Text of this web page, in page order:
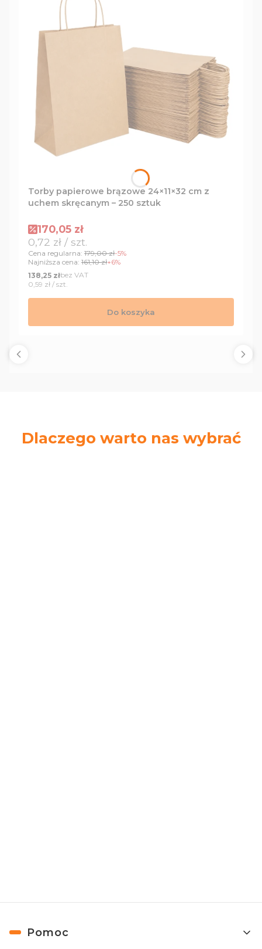
Torby papierowe brązowe 24×11×32 cm z
uchem skręcanym – 250 sztuk
Cena promocyjna
170,05 zł
Cena jednostkowa
0,72 zł / szt.
Cena regularna: 179,00 zł-5%
Najniższa cena: 161,10 zł+6%
Cena
138,25 złbez VAT
Cena jednostkowa
0,59 zł / szt.
Do koszyka
Dlaczego warto nas wybrać
Linki w stopce
Pomoc